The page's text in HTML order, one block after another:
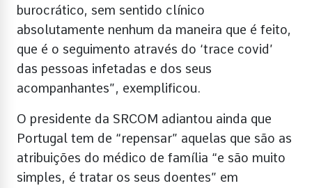
burocrático, sem sentido clínico
absolutamente nenhum da maneira que é feito,
que é o seguimento através do ‘trace covid’
das pessoas infetadas e dos seus
acompanhantes”, exemplificou.
O presidente da SRCOM adiantou ainda que
Portugal tem de “repensar” aquelas que são as
atribuições do médico de família “e são muito
simples, é tratar os seus doentes” em